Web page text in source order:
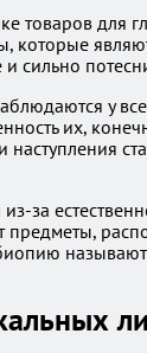
товаров для
которые
сильно
у
их,
наступления
за
предметы,